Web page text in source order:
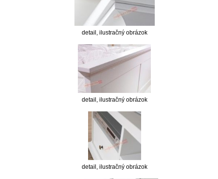
detail, ilustračný obrázok
detail, ilustračný obrázok
detail, ilustračný obrázok